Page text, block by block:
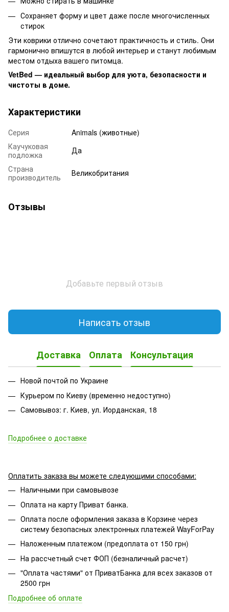
Сохраняет форму и цвет даже после многочисленных
стирок
Эти коврики отлично сочетают практичность и стиль. Они
гармонично впишутся в любой интерьер и станут любимым
местом отдыха вашего питомца.
VetBed — идеальный выбор для уюта, безопасности и
чистоты в доме.
Характеристики
Серия
Animals (животные)
Каучуковая
подложка
Да
Страна
производитель
Великобритания
Отзывы
Добавьте первый отзыв
Написать отзыв
Доставка Оплата Консультация
Новой почтой по Украине
Курьером по Киеву (временно недоступно)
Самовывоз: г. Киев, ул. Иорданская, 18
Подробнее о доставке
Оплатить заказа вы можете следующими способами:
Наличными при самовывозе
Оплата на карту Приват банка.
Оплата после оформления заказа в Корзине через
систему безопасных электронных платежей WayForPay
Наложенным платежом (предоплата от 150 грн)
На рассчетный счет ФОП (безналичный расчет)
"Оплата частями" от ПриватБанка для всех заказов от
2500 грн
Подробнее об оплате